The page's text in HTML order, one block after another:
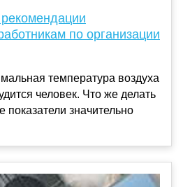
по организации
температура воздуха
человек. Что же делать
показатели значительно